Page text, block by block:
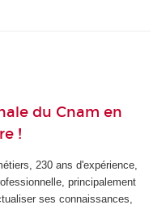
du Cnam en
!
230 ans d'expérience,
principalement
ses connaissances,